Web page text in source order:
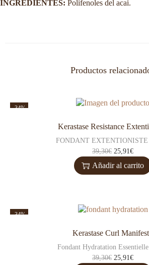
INGREDIENTES: Polifenoles del acai.
Productos
-34%
Kerastase Resistance
FONDANT EXTENTIONISTE
39,30€ 25,91 €
Añadir al carrito
-34%
Kerastase Curl
Fondant Hydratation
39,30€ 25,91€